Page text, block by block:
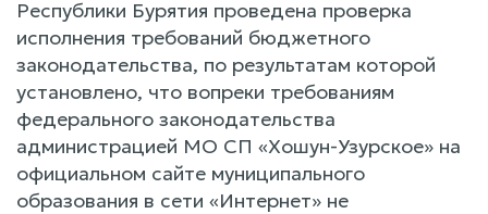
Республики Бурятия проведена проверка
исполнения требований бюджетного
законодательства, по результатам которой
установлено, что вопреки требованиям
федерального законодательства
администрацией МО СП «Хошун-Узурское» на
официальном сайте муниципального
образования в сети «Интернет» не